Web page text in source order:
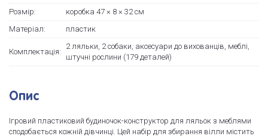
Розмір:
коробка 47 × 8 × 32 см
Матеріал:
пластик
Комплектація:
2 ляльки, 2 собаки, аксесуари до вихованців, меблі,
штучні рослини (179 деталей)
Опис
Ігровий пластиковий будиночок-конструктор для ляльок з меблями
сподобається кожній дівчинці. Цей набір для збирання вілли містить